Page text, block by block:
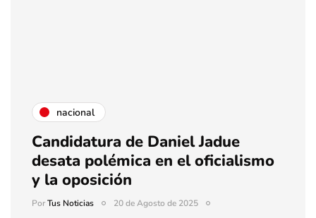
nacional
Candidatura de Daniel Jadue
desata polémica en el oficialismo
y la oposición
PorTus Noticias
20 de Agosto de 2025